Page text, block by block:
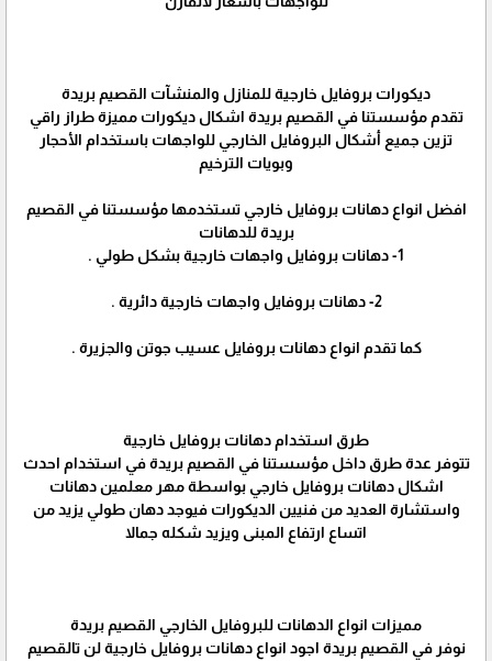
ديكورات بروفايل خارجية للمنازل والمنشآت القصيم بريدة
تقدم مؤسستنا في القصيم بريدة اشكال ديكورات مميزة طراز راقي
تزين جميع أشكال البروفايل الخارجي للواجهات باستخدام الأحجار
وبويات الترخيم
افضل انواع دهانات بروفايل خارجي تستخدمها مؤسستنا في القصيم
بريدة للدهانات
‏2- دهانات بروفايل واجهات خارجية دائرية .
كما تقدم انواع دهانات بروفايل عسيب جوتن والجزيرة .‏
طرق استخدام دهانات بروفايل خارجية
تتوفر عدة طرق داخل مؤسستنا في القصيم بريدة في استخدام احدث
اشكال دهانات بروفايل خارجي بواسطة مهر معلمين دهانات
واستشارة العديد من فنيين الديكورات فيوجد دهان طولي يزيد من
اتساع ارتفاع المبنى ويزيد شكله جمالا
مميزات انواع الدهانات للبروفايل الخارجي القصيم بريدة
نوفر في القصيم بريدة اجود انواع دهانات بروفايل خارجية لن تالقصيم